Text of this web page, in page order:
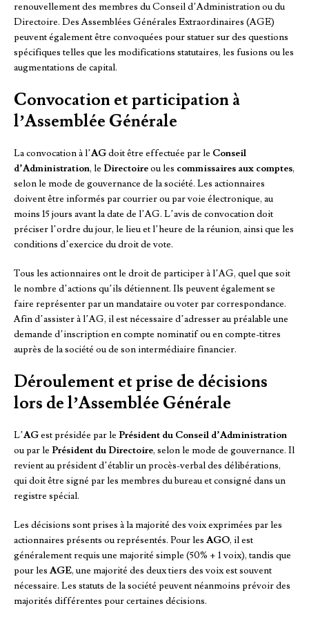
renouvellement des membres du Conseil d’Administration ou du
Directoire. Des Assemblées Générales Extraordinaires (AGE)
peuvent également être convoquées pour statuer sur des questions
spécifiques telles que les modifications statutaires, les fusions ou les
augmentations de capital.
Convocation et participation à
l’Assemblée Générale
La convocation à l’AGdoit être effectuée par le Conseil
d’Administration, le Directoireou les commissaires aux comptes,
selon le mode de gouvernance de la société. Les actionnaires
doivent être informés par courrier ou par voie électronique, au
moins 15 jours avant la date de l’AG. L’avis de convocation doit
préciser l’ordre du jour, le lieu et l’heure de la réunion, ainsi que les
conditions d’exercice du droit de vote.
Tous les actionnaires ont le droit de participer à l’AG, quel que soit
le nombre d’actions qu’ils détiennent. Ils peuvent également se
faire représenter par un mandataire ou voter par correspondance.
Afin d’assister à l’AG, il est nécessaire d’adresser au préalable une
demande d’inscription en compte nominatif ou en compte-titres
auprès de la société ou de son intermédiaire financier.
Déroulement et prise de décisions
lors de l’Assemblée Générale
L’AGest présidée par le Président du Conseil d’Administration
ou par le Président du Directoire, selon le mode de gouvernance. Il
revient au président d’établir un procès-verbal des délibérations,
qui doit être signé par les membres du bureau et consigné dans un
registre spécial.
Les décisions sont prises à la majorité des voix exprimées par les
actionnaires présents ou représentés. Pour les AGO, il est
généralement requis une majorité simple (50% + 1 voix), tandis que
pour les AGE, une majorité des deux tiers des voix est souvent
nécessaire. Les statuts de la société peuvent néanmoins prévoir des
majorités différentes pour certaines décisions.